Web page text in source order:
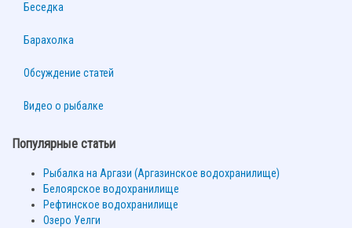
Беседка
Барахолка
Обсуждение статей
Видео о рыбалке
Популярные статьи
Рыбалка на Аргази (Аргазинское водохранилище)
Белоярское водохранилище
Рефтинское водохранилище
Озеро Уелги